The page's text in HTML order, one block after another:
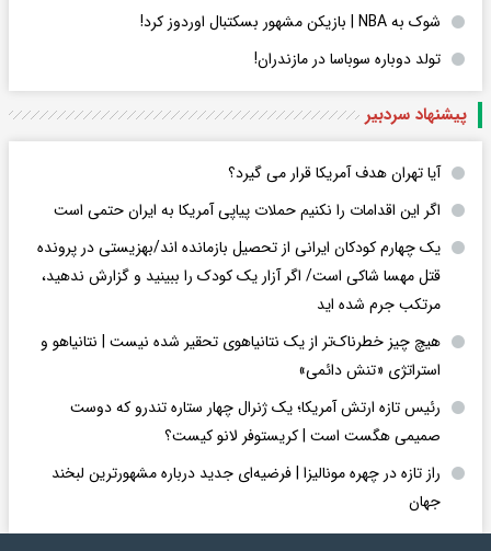
شوک به NBA | بازیکن مشهور بسکتبال اوردوز کرد!
تولد دوباره سوباسا در مازندران!
پیشنهاد سردبیر
آیا تهران هدف آمریکا قرار می گیرد؟
اگر این اقدامات را نکنیم حملات پیاپی آمریکا به ایران حتمی است
یک چهارم کودکان ایرانی از تحصیل بازمانده اند/بهزیستی در پرونده
قتل مهسا شاکی است/ اگر آزار یک کودک را ببینید و گزارش ندهید،
مرتکب جرم شده اید
هیچ چیز خطرناک‌تر از یک نتانیاهوی تحقیر شده نیست | نتانیاهو و
استراتژی «تنش دائمی»
رئیس تازه ارتش آمریکا؛ یک ژنرال چهار ستاره تندرو که دوست
صمیمی هگست است | کریستوفر لانو کیست؟
راز تازه در چهره مونالیزا | فرضیه‌ای جدید درباره مشهورترین لبخند
جهان